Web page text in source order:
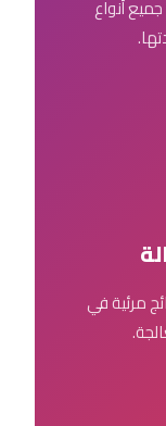
أنواع
مرئية في